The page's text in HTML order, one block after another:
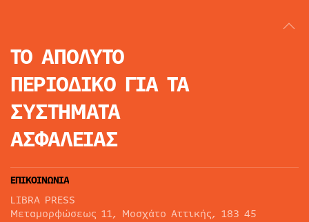
ΤΟ ΑΠΟΛΥΤΟ
ΠΕΡΙΟΔΙΚΟ ΓΙΑ ΤΑ
ΣΥΣΤΗΜΑΤΑ
ΑΣΦΑΛΕΙΑΣ
ΕΠΙΚΟΙΝΩΝΙΑ
LIBRA PRESS
Μεταμορφώσεως 11, Μοσχάτο Αττικής, 183 45